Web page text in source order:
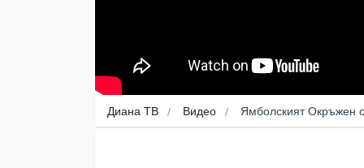
Диана ТВ Видео Ямболският Окръжен